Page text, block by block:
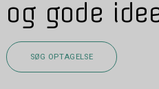
og gode
SØG OPTAGELSE